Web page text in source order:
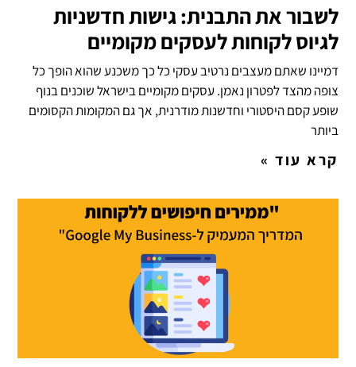
לשבור את התבנית: גישות חדשניות
לגיוס לקוחות לעסקים מקומיים
דמיינו שאתם מעצבים נרטיב עסקי כל כך משכנע שהוא הופך כל
צופה מהצד לפטרון נאמן. עסקים מקומיים בישראל שוכנים בנוף
שופע קסם היסטורי וחדשנות מודרנית, אך גם המקומות הקסומים
ביותר
קרא עוד »